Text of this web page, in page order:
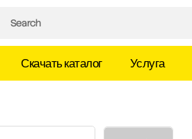
Скачать каталог Услуга